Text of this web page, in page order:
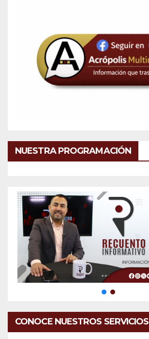
NUESTRA PROGRAMACIÓN
CONOCE NUESTROS SERVICIOS